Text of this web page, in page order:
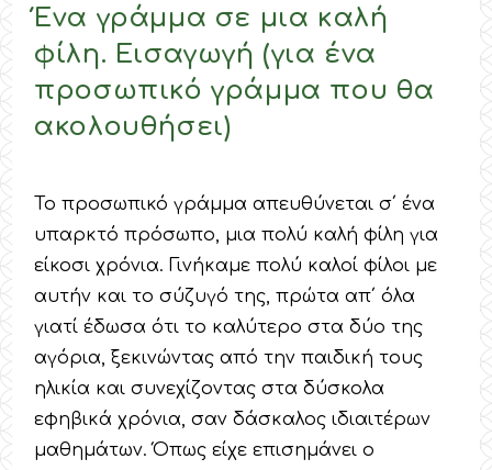
Ένα γράμμα σε μια καλή
φίλη. Εισαγωγή (για ένα
προσωπικό γράμμα που θα
ακολουθήσει)
Το προσωπικό γράμμα απευθύνεται σ΄ ένα
υπαρκτό πρόσωπο, μια πολύ καλή φίλη για
είκοσι χρόνια. Γινήκαμε πολύ καλοί φίλοι με
αυτήν και το σύζυγό της, πρώτα απ΄ όλα
γιατί έδωσα ότι το καλύτερο στα δύο της
αγόρια, ξεκινώντας από την παιδική τους
ηλικία και συνεχίζοντας στα δύσκολα
εφηβικά χρόνια, σαν δάσκαλος ιδιαιτέρων
μαθημάτων. Όπως είχε επισημάνει ο